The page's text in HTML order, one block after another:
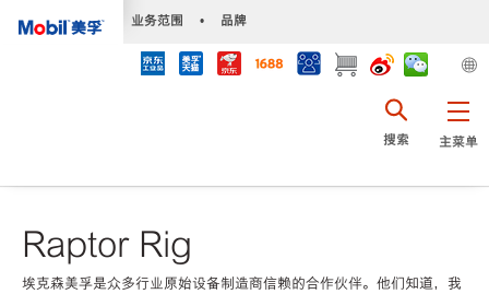
业务范围 • 品牌
主菜单
搜索
Raptor Rig
埃克森美孚是众多行业原始设备制造商信赖的合作伙伴。他们知道，我